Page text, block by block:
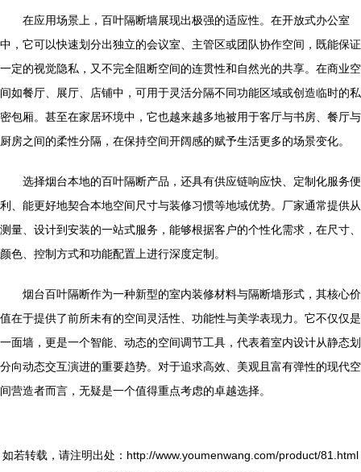
在应用场景上，百叶隔断墙展现出极强的适应性。在开放式办公室
中，它可以快速划分出独立的会议室、主管区或团队协作空间，既能保证
一定的视觉隐私，又不完全阻断空间的连贯性和自然光的共享。在商业空
间如餐厅、展厅、店铺中，可用于灵活分隔不同功能区域或创造临时的私
密包厢。甚至在家居环境中，它也越来越多地被用于客厅与书房、餐厅与
厨房之间的柔性分隔，在保持空间开阔感的赋予生活更多的场景变化。
选择烟台本地的百叶隔断产品，还具有供应链响应快、定制化服务便
利、能更好地契合本地空间尺寸与装修习惯等地域优势。厂家通常提供从
测量、设计到安装的一站式服务，能够根据客户的个性化需求，在尺寸、
颜色、控制方式和功能配置上进行深度定制。
烟台百叶隔断作为一种新型的室内装修材料与隔断墙形式，其核心价
值在于提供了前所未有的空间灵活性、功能性与美学表现力。它不仅仅是
一面墙，更是一个智能、动态的空间调节工具，代表着室内设计从静态划
分向动态交互演进的重要趋势。对于追求高效、美观且富有弹性的现代空
间营造者而言，无疑是一个值得重点考虑的卓越选择。
如若转载，请注明出处：http://www.youmenwang.com/product/81.html